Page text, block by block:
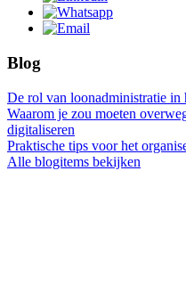
Blog
De rol van loonadministratie in
Waarom je zou moeten
digitaliseren
Praktische tips voor het
Alle blogitems bekijken